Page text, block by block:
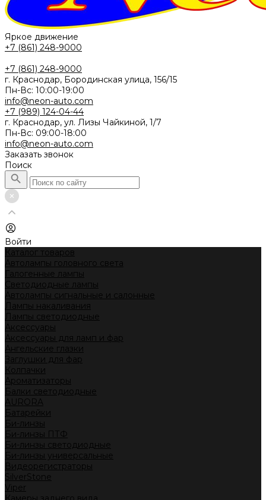
Яркое движение
+7 (861) 248-9000
+7 (861) 248-9000
г. Краснодар, Бородинская улица, 156/15
Пн-Вс: 10:00-19:00
info@neon-auto.com
+7 (989) 124-04-44
г. Краснодар, ул. Лизы Чайкиной, 1/7
Пн-Вс: 09:00-18:00
info@neon-auto.com
Заказать звонок
Поиск
Войти
Каталог товаров
Автолампы головного света
Галогенные лампы
Светодиодные лампы
Автолампы сигнальные и салонные
Лампы накаливания
Лампы светодиодные
Аксессуары
Аксессуары для ламп и фар
Ангельские глазки
Заглушки для фар
Колпачки
Ароматизаторы
Балки светодиодные
AURORA
Батарейки
Би-линзы
Би-линзы ПТФ
Би-линзы светодиодные
Би-линзы универсальные
Видеорегистраторы
SilverStone
Viper